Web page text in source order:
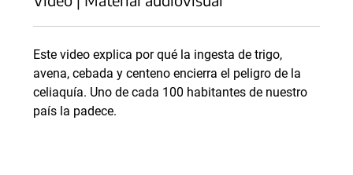
Este video explica por qué la ingesta de trigo,
avena, cebada y centeno encierra el peligro de la
celiaquía. Uno de cada 100 habitantes de nuestro
país la padece.